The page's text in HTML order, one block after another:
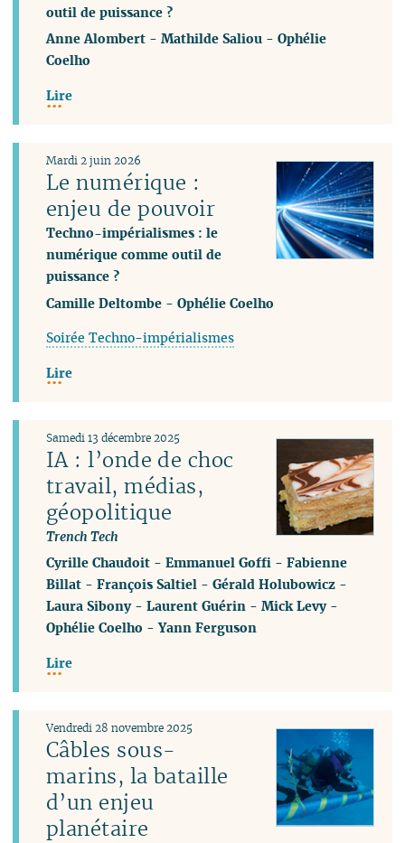
outil de puissance ?
Anne Alombert -Mathilde Saliou -Ophélie
Coelho
Lire
Le numérique :
enjeu de pouvoir
Techno-impérialismes : le
numérique comme outil de
puissance ?
Mardi 2 juin 2026
Camille Deltombe -Ophélie Coelho
Soirée Techno-impérialismes
Lire
IA : l’onde de choc
travail, médias,
géopolitique
Trench Tech
Samedi 13 décembre 2025
Cyrille Chaudoit -Emmanuel Goffi -Fabienne
Billat -François Saltiel -Gérald Holubowicz -
Laura Sibony-Laurent Guérin -Mick Levy-
Ophélie Coelho -Yann Ferguson
Lire
Câbles sous-
marins, la bataille
d’un enjeu
planétaire
Vendredi 28 novembre 2025